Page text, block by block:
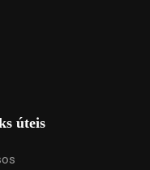
úteis